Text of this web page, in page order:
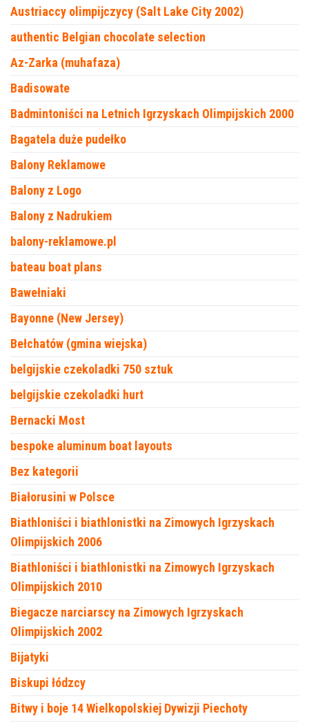
Austriaccy olimpijczycy (Salt Lake City 2002)
authentic Belgian chocolate selection
Az-Zarka (muhafaza)
Badisowate
Badmintoniści na Letnich Igrzyskach Olimpijskich 2000
Bagatela duże pudełko
Balony Reklamowe
Balony z Logo
Balony z Nadrukiem
balony-reklamowe.pl
bateau boat plans
Bawełniaki
Bayonne (New Jersey)
Bełchatów (gmina wiejska)
belgijskie czekoladki 750 sztuk
belgijskie czekoladki hurt
Bernacki Most
bespoke aluminum boat layouts
Bez kategorii
Białorusini w Polsce
Biathloniści i biathlonistki na Zimowych Igrzyskach
Olimpijskich 2006
Biathloniści i biathlonistki na Zimowych Igrzyskach
Olimpijskich 2010
Biegacze narciarscy na Zimowych Igrzyskach
Olimpijskich 2002
Bijatyki
Biskupi łódzcy
Bitwy i boje 14 Wielkopolskiej Dywizji Piechoty